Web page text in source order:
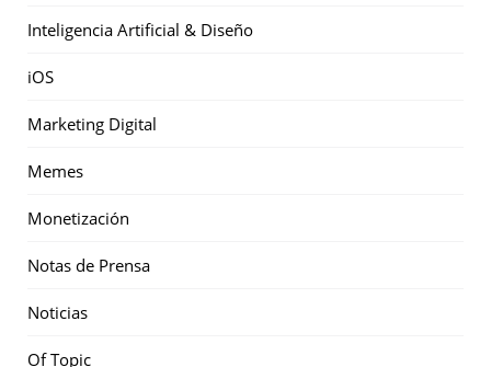
Inteligencia Artificial & Diseño
iOS
Marketing Digital
Memes
Monetización
Notas de Prensa
Noticias
Of Topic